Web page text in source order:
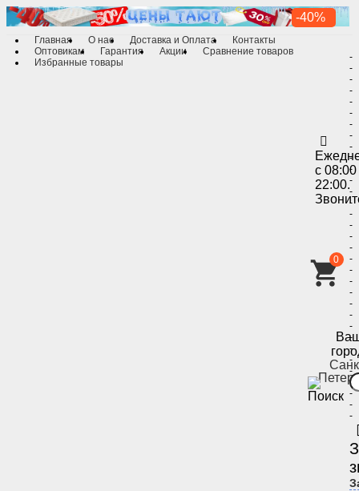
Главная О нас Доставка и Оплата
Контакты
Оптовикам
Гарантия Акции
Сравнение товаров
Избранные товары
с
22:00.
-
-
-
-
-
-
-
-
-
-
-
-
-
-
-
-
-
-
-
-
-
-
-
-
-
-
-
-
-
-
-
-
-
0
-40%